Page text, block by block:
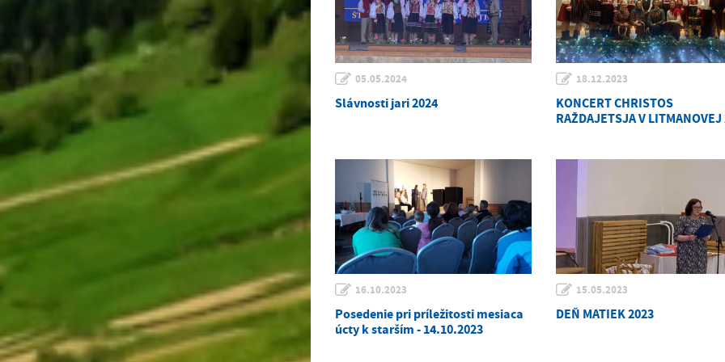
05.05.2024
Slávnosti jari 2024
18.12.2023
KONCERT CHRISTOS
RAŽDAJETSJA V LITMANOVEJ
16.10.2023
Posedenie pri príležitosti mesiaca
úcty k starším - 14.10.2023
15.05.2023
DEŇ MATIEK 2023